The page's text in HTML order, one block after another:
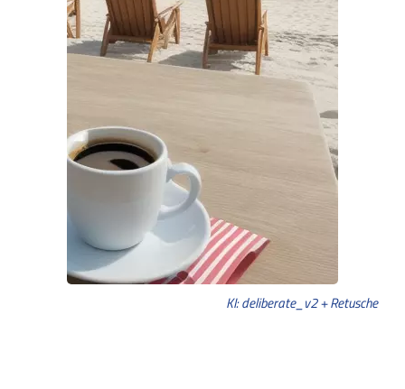
KI: deliberate_v2 + Retusche